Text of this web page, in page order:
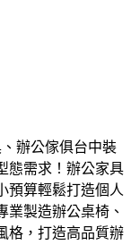
辦公傢俱台中裝
態需求！辦公家具
預算輕鬆打造個人
業製造辦公桌椅、
格，打造高品質辦